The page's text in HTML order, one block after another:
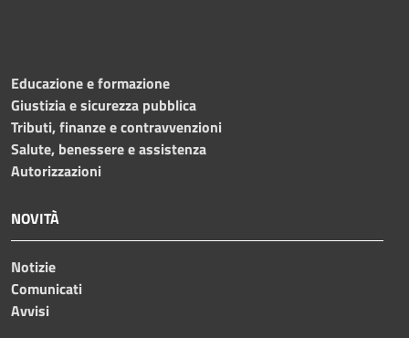
Educazione e formazione
Giustizia e sicurezza pubblica
Tributi, finanze e contravvenzioni
Salute, benessere e assistenza
Autorizzazioni
NOVITÀ
Notizie
Comunicati
Avvisi